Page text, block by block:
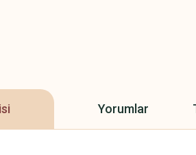
Yorumlar